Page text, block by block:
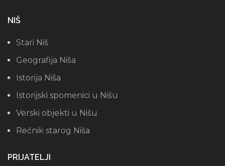
NIŠ
Stari Niš
Geografija Niša
Istorija Niša
Istorijski spomenici u Nišu
Verski objekti u Nišu
Rečnik starog Niša
PRIJATELJI